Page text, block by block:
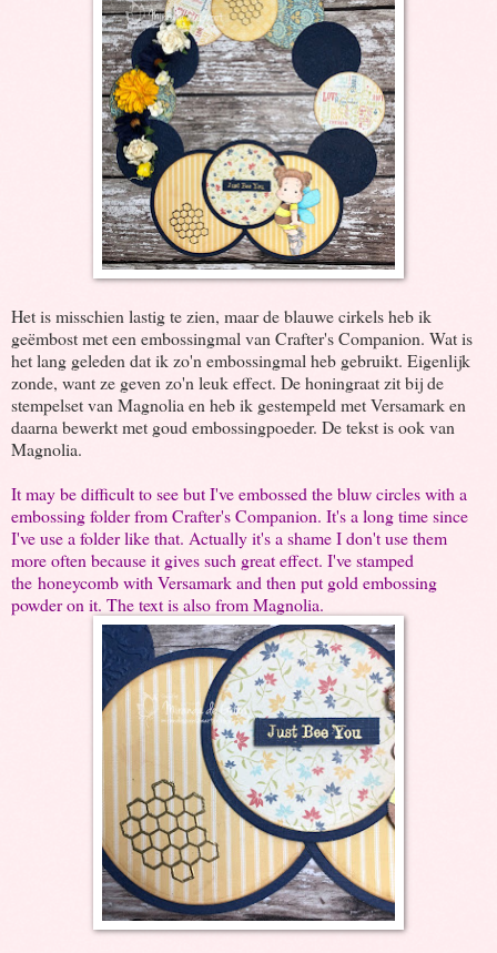
Het is misschien lastig te zien, maar de blauwe cirkels heb ik
geëmbost met een embossingmal van Crafter's Companion. Wat is
het lang geleden dat ik zo'n embossingmal heb gebruikt. Eigenlijk
zonde, want ze geven zo'n leuk effect. De honingraat zit bij de
stempelset van Magnolia en heb ik gestempeld met Versamark en
daarna bewerkt met goud embossingpoeder. De tekst is ook van
Magnolia.
It may be difficult to see but I've embossed the bluw circles with a
embossing folder from Crafter's Companion. It's a long time since
I've use a folder like that. Actually it's a shame I don't use them
more often because it gives such great effect. I've stamped
the honeycomb with Versamark and then put gold embossing
powder on it. The text is also from Magnolia.